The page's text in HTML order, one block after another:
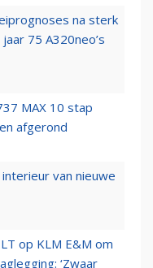
na sterk
75 A320neo’s
MAX 10 stap
afgerond
van nieuwe
op KLM E&M om
‘Zwaar